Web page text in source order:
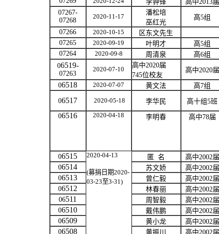
李钟锋 高中2013届
07267-
07268
2020-11-17
潘松培
巫红光
高5组
07266
2020-10-15
区东文先生
07265
2020-09-19 叶明才 高5组
07264
2020-09-8 周清泉 高6组
06519-
07263
2020-07-10
高中2020届
745位校友
高中2020届
06518 2020-07-07 黄文法 高7组
06517 2020-05-18 李华民 高十组5班
06516 2020-04-18 李明春 高中78届
06515 2020-04-13
(募捐日期2020-
03-23至3-31)
匿 名 高中2002届
06514 苏文娇 高中2002届
06513 曾仁毅 高中2002届
06512 林春丽 高中2002届
06511 周智毅 高中2002届
06510 戴伟鹏 高中2002届
06509 黄小龙 高中2002届
06508 黄振川 高中2002届